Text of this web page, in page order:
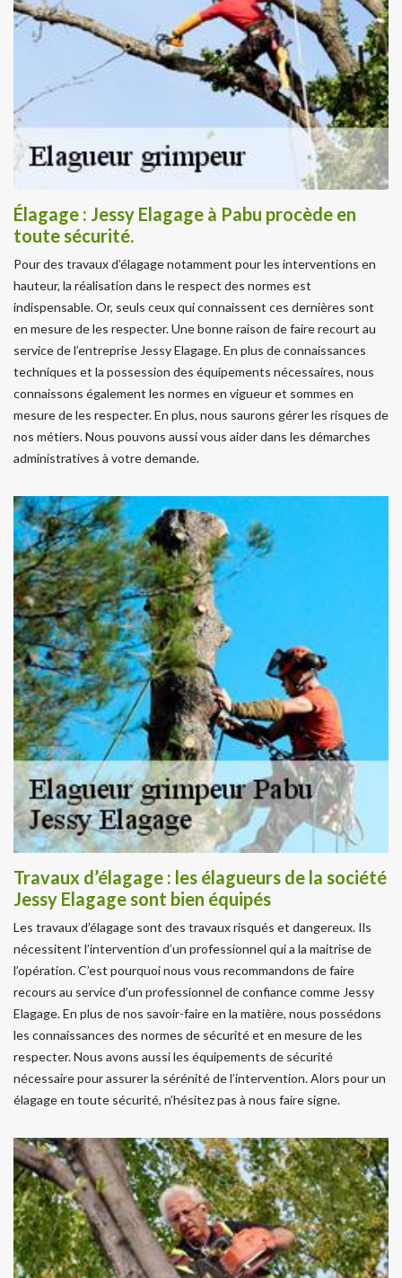
Élagage : Jessy Elagage à Pabu procède en
toute sécurité.
Pour des travaux d’élagage notamment pour les interventions en
hauteur, la réalisation dans le respect des normes est
indispensable. Or, seuls ceux qui connaissent ces dernières sont
en mesure de les respecter. Une bonne raison de faire recourt au
service de l’entreprise Jessy Elagage. En plus de connaissances
techniques et la possession des équipements nécessaires, nous
connaissons également les normes en vigueur et sommes en
mesure de les respecter. En plus, nous saurons gérer les risques de
nos métiers. Nous pouvons aussi vous aider dans les démarches
administratives à votre demande.
Travaux d’élagage : les élagueurs de la société
Jessy Elagage sont bien équipés
Les travaux d’élagage sont des travaux risqués et dangereux. Ils
nécessitent l’intervention d’un professionnel qui a la maitrise de
l’opération. C’est pourquoi nous vous recommandons de faire
recours au service d’un professionnel de confiance comme Jessy
Elagage. En plus de nos savoir-faire en la matière, nous possédons
les connaissances des normes de sécurité et en mesure de les
respecter. Nous avons aussi les équipements de sécurité
nécessaire pour assurer la sérénité de l’intervention. Alors pour un
élagage en toute sécurité, n’hésitez pas à nous faire signe.